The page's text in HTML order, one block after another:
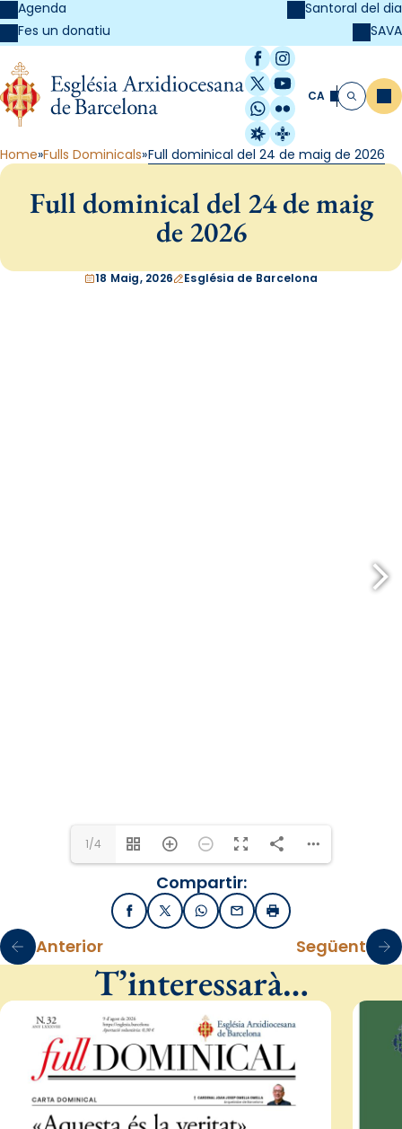
Agenda
Fes un donatiu
Santoral del dia
SAVA
Facebook
Instagram
X / Twitter
YouTube
WhatsApp
Flickr
Radio Estel
Catalunya
CA Cerca
Home Fulls Dominicals Full dominical del 24 de maig de 2026
Full dominical del 24 de maig
de 2026
18 Maig, 2026 Església de Barcelona
1/4
Compartir:
FacebookX / TwitterWhatsApp
EmailImprimir
Anterior Següent
T’interessarà…